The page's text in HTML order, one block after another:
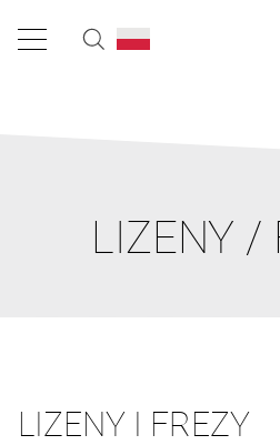
LIZENY /
LIZENY I FREZY